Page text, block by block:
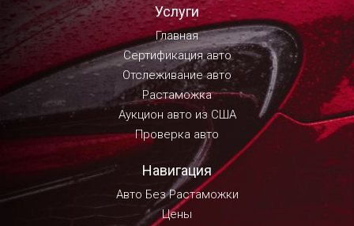
Услуги
Главная
Сертификация авто
Отслеживание авто
Растаможка
Аукцион авто из США
Проверка авто
Навигация
Авто Без Растаможки
Цены